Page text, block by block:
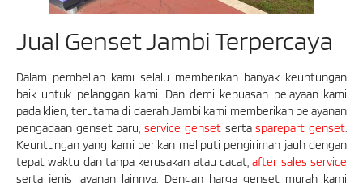
Jual Genset Jambi Terpercaya
Dalam pembelian kami selalu memberikan banyak keuntungan
baik untuk pelanggan kami. Dan demi kepuasan pelayaan kami
pada klien, terutama di daerah Jambi kami memberikan pelayanan
pengadaan genset baru,service gensetsertasparepart genset.
Keuntungan yang kami berikan meliputi pengiriman jauh dengan
tepat waktu dan tanpa kerusakan atau cacat,after sales service
serta jenis layanan lainnya. Dengan harga genset murah kami